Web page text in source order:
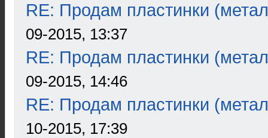
RE: Продам пластинки
09-2015, 13:37
RE: Продам пластинки
09-2015, 14:46
RE: Продам пластинки
10-2015, 17:39